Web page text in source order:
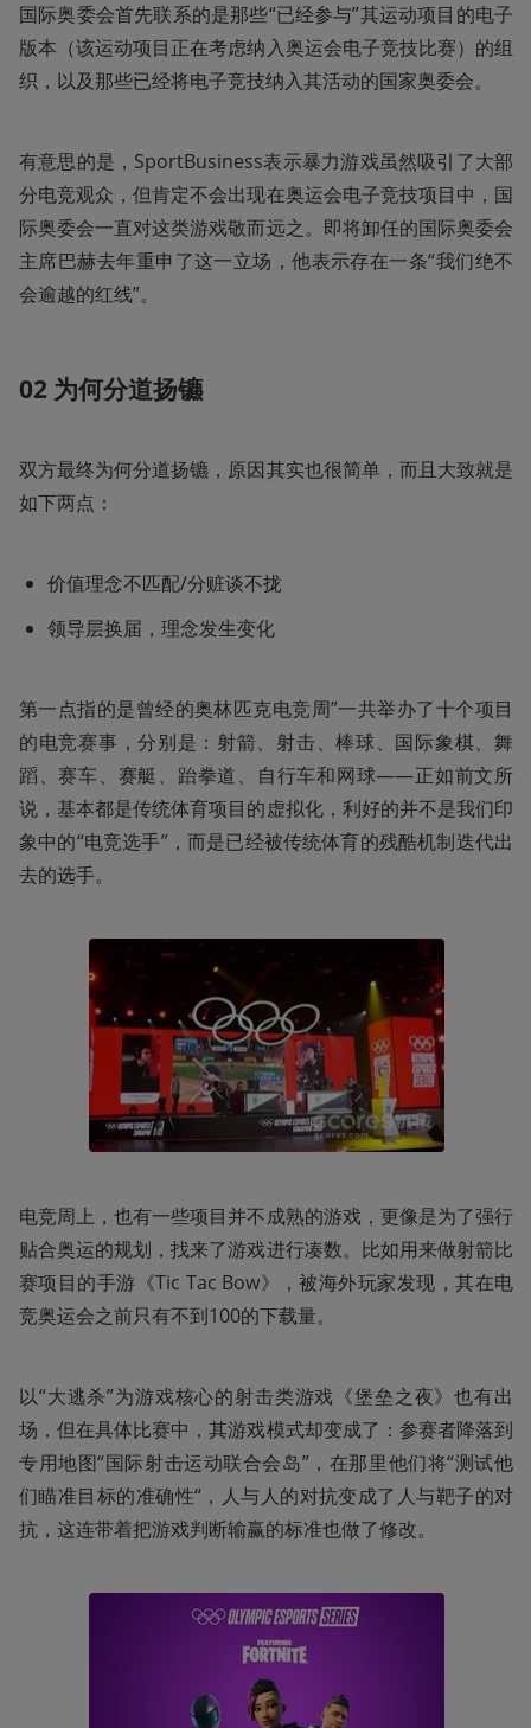
国际奥委会首先联系的是那些“已经参与”其运动项目的电子
版本（该运动项目正在考虑纳入奥运会电子竞技比赛）的组
织，以及那些已经将电子竞技纳入其活动的国家奥委会。
有意思的是，SportBusiness表示暴力游戏虽然吸引了大部
分电竞观众，但肯定不会出现在奥运会电子竞技项目中，国
际奥委会一直对这类游戏敬而远之。即将卸任的国际奥委会
主席巴赫去年重申了这一立场，他表示存在一条“我们绝不
会逾越的红线”。
02 为何分道扬镳
双方最终为何分道扬镳，原因其实也很简单，而且大致就是
如下两点：
价值理念不匹配/分赃谈不拢
领导层换届，理念发生变化
第一点指的是曾经的奥林匹克电竞周”一共举办了十个项目
的电竞赛事，分别是：射箭、射击、棒球、国际象棋、舞
蹈、赛车、赛艇、跆拳道、自行车和网球——正如前文所
说，基本都是传统体育项目的虚拟化，利好的并不是我们印
象中的“电竞选手”，而是已经被传统体育的残酷机制迭代出
去的选手。
电竞周上，也有一些项目并不成熟的游戏，更像是为了强行
贴合奥运的规划，找来了游戏进行凑数。比如用来做射箭比
赛项目的手游《Tic Tac Bow》，被海外玩家发现，其在电
竞奥运会之前只有不到100的下载量。
以“大逃杀”为游戏核心的射击类游戏《堡垒之夜》也有出
场，但在具体比赛中，其游戏模式却变成了：参赛者降落到
专用地图“国际射击运动联合会岛”，在那里他们将“测试他
们瞄准目标的准确性“，人与人的对抗变成了人与靶子的对
抗，这连带着把游戏判断输赢的标准也做了修改。